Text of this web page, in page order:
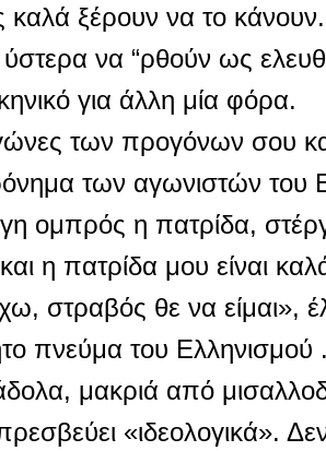
ξέρουν να το
να “ρθούν ως
για άλλη μία φόρα.
των προγόνων σου
των αγωνιστών του
ομπρός η πατρίδα,
η πατρίδα μου είναι
στραβός θε να είμαι»,
πνεύμα του Ελληνισμού .
μακριά από
«ιδεολογικά».